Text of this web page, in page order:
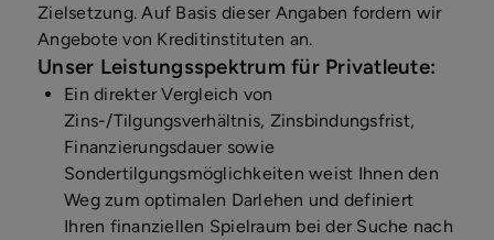
Zielsetzung. Auf Basis dieser Angaben fordern wir
Angebote von Kreditinstituten an.
Unser Leistungsspektrum für Privatleute:
Ein direkter Vergleich von
Zins-/Tilgungsverhältnis, Zinsbindungsfrist,
Finanzierungsdauer sowie
Sondertilgungsmöglichkeiten weist Ihnen den
Weg zum optimalen Darlehen und definiert
Ihren finanziellen Spielraum bei der Suche nach